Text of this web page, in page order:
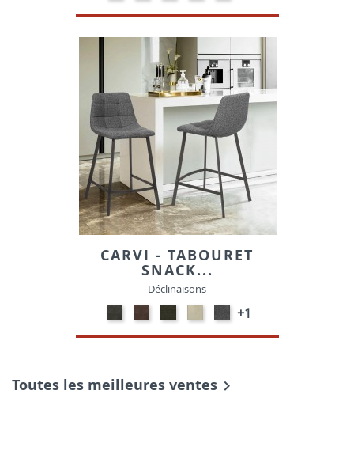
-
Blanc
-
Noir
-
Gris
foncé
-
Gris
clair
-
Vert
Olive
CARVI - TABOURET
SNACK...
Déclinaisons
MF11-
SUEDINE
MF10-
Suedine
MF09-
Suedine
BELF23-
Tissu
Gris
foncé
Belf-
+1
Toutes les meilleures ventes 